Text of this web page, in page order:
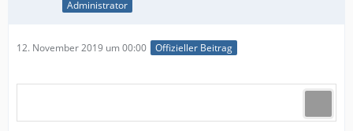
Administrator
12. November 2019 um 00:00 Offizieller Beitrag